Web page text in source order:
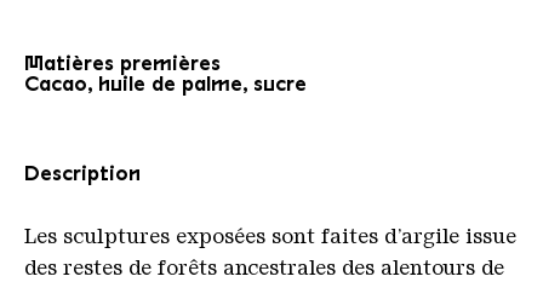
Matières premières
Cacao, huile de palme, sucre
Description
Les sculptures exposées sont faites d’argile issue
des restes de forêts ancestrales des alentours de